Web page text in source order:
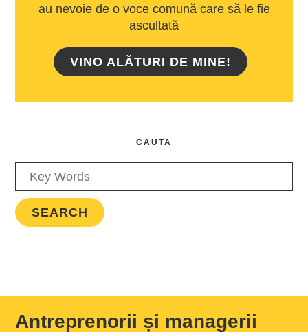
au nevoie de o voce comună care să le fie
ascultată
VINO ALĂTURI DE MINE!
CAUTA
Antreprenorii și managerii